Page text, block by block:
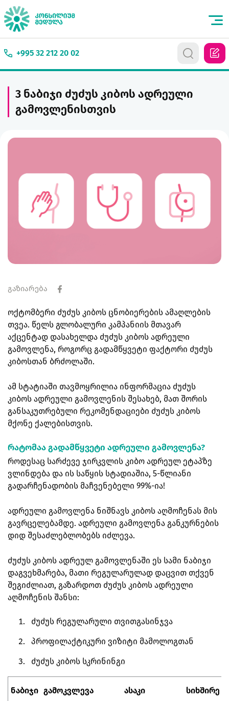
+995 32 212 20 02
3 ნაბიჯი ძუძუს კიბოს ადრეული
გამოვლენისთვის
გაზიარება
ოქტომბერი ძუძუს კიბოს ცნობიერების ამაღლების
თვეა. წელს გლობალური კამპანიის მთავარ
აქცენტად დასახელდა ძუძუს კიბოს ადრეული
გამოვლენა, როგორც გადამწყვეტი ფაქტორი ძუძუს
კიბოსთან ბრძოლაში.
ამ სტატიაში თავმოყრილია ინფორმაცია ძუძუს
კიბოს ადრეული გამოვლენის შესახებ, მათ შორის
განსაკუთრებული რეკომენდაციები ძუძუს კიბოს
მქონე ქალებისთვის.
რატომაა გადამწყვეტი ადრეული გამოვლენა?
როდესაც სარძევე ჯირკვლის კიბო ადრეულ ეტაპზე
ვლინდება და ის საწყის სტადიაშია, 5-წლიანი
გადარჩენადობის მაჩვენებელი 99%-ია!
ადრეული გამოვლენა ნიშნავს კიბოს აღმოჩენას მის
გავრცელებამდე. ადრეული გამოვლენა განკურნების
დიდ შესაძლებლობებს იძლევა.
ძუძუს კიბოს ადრეულ გამოვლენაში ეს სამი ნაბიჯი
დაგვეხმარება, მათი რეგულარულად დაცვით თქვენ
შეგიძლიათ, გაზარდოთ ძუძუს კიბოს ადრეული
აღმოჩენის შანსი:
ძუძუს რეგულარული თვითგასინჯვა
პროფილაქტიკური ვიზიტი მამოლოგთან
ძუძუს კიბოს სკრინინგი
ნაბიჯი გამოკვლევა ასაკი სიხშირე